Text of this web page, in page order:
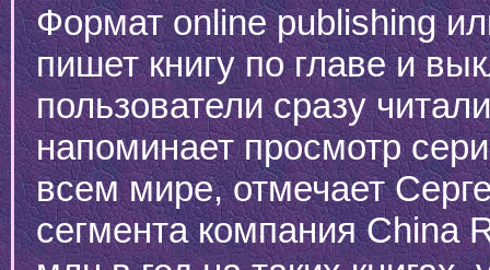
Формат online publishing
пишет книгу по главе и
пользователи сразу
напоминает просмотр
всем мире, отмечает
сегмента компания China